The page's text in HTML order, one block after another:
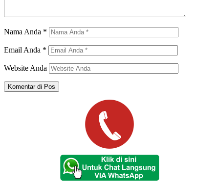
Nama Anda *
Email Anda *
Website Anda